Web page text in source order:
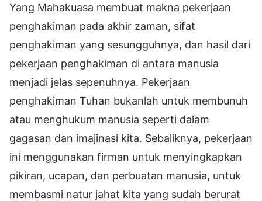
Yang Mahakuasa membuat makna pekerjaan
penghakiman pada akhir zaman, sifat
penghakiman yang sesungguhnya, dan hasil dari
pekerjaan penghakiman di antara manusia
menjadi jelas sepenuhnya. Pekerjaan
penghakiman Tuhan bukanlah untuk membunuh
atau menghukum manusia seperti dalam
gagasan dan imajinasi kita. Sebaliknya, pekerjaan
ini menggunakan firman untuk menyingkapkan
pikiran, ucapan, dan perbuatan manusia, untuk
membasmi natur jahat kita yang sudah berurat